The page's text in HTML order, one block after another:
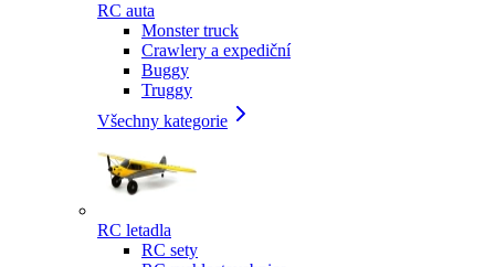
RC auta
Monster truck
Crawlery a expediční
Buggy
Truggy
Všechny kategorie
RC letadla
RC sety